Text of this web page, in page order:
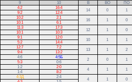
9 10 В ВО ПО
4:2 16:4
14 0 1
9:2
12:4
10:2 2:1
16 1 0
10:1
6:1
11:3 17:3
12 1 0
10:1
10:3
9:1 12:0
10 1 1
5:2
14:4
12:7 7:2
13 1 2
9:4
13:2
4:6 4:5Б
2 0 1
5:3
0:6
1:2 2:0
4 1 1
1:4
8:2
4:3Д 2:4
4 1 0